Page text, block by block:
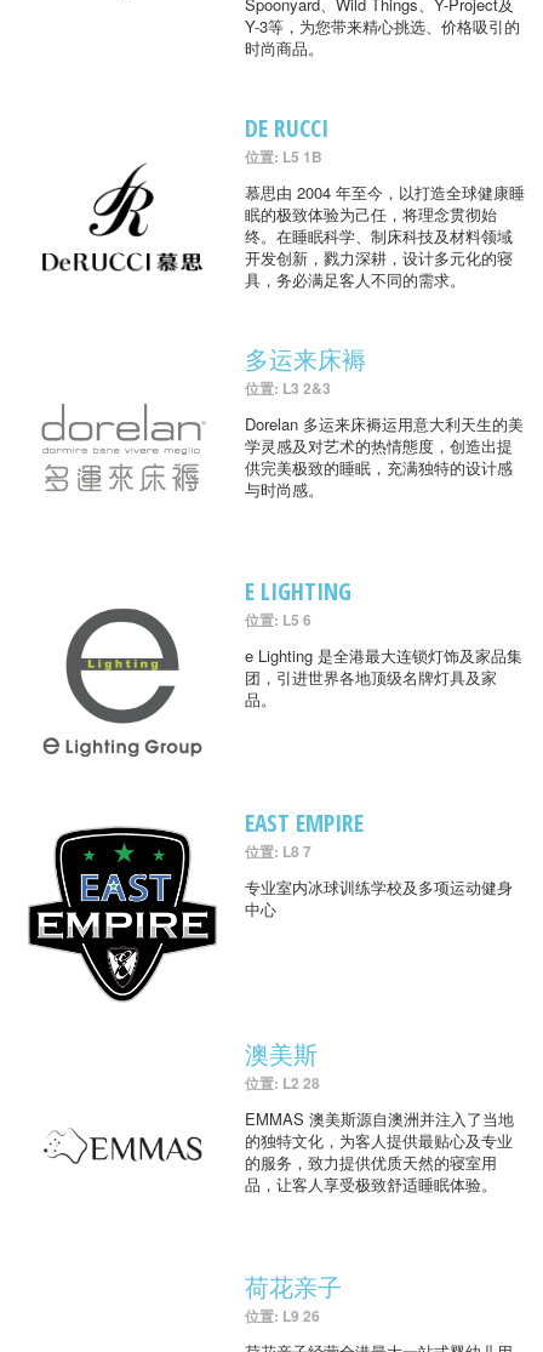
Y-3等，为您带来精心挑选、价格吸引的
时尚商品。
DE RUCCI
位置: L5 1B
慕思由 2004 年至今，以打造全球健康睡
眠的极致体验为己任，将理念贯彻始
终。在睡眠科学、制床科技及材料领域
开发创新，戮力深耕，设计多元化的寝
具，务必满足客人不同的需求。
多运来床褥
位置: L3 2&3
Dorelan 多运来床褥运用意大利天生的美
学灵感及对艺术的热情態度，创造出提
供完美极致的睡眠，充满独特的设计感
与时尚感。
E LIGHTING
位置: L5 6
e Lighting 是全港最大连锁灯饰及家品集
团，引进世界各地顶级名牌灯具及家
品。
EAST EMPIRE
位置: L8 7
专业室内冰球训练学校及多项运动健身
中心
澳美斯
位置: L2 28
EMMAS 澳美斯源自澳洲并注入了当地
的独特文化，为客人提供最贴心及专业
的服务，致力提供优质天然的寝室用
品，让客人享受极致舒适睡眠体验。
荷花亲子
位置: L9 26